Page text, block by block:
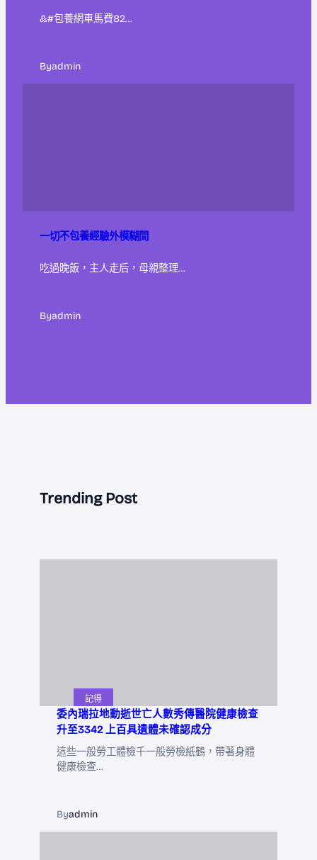
&#包養網車馬費82…
Byadmin
一切不包養經驗外模糊間
吃過晚飯，主人走后，母親整理…
Byadmin
Trending Post
記得
委內瑞拉地動逝世亡人數秀傳醫院健康檢查
升至3342 上百具遺體未確認成分
這些一般勞工體檢千一般勞檢紙鶴，帶著身體
健康檢查…
Byadmin